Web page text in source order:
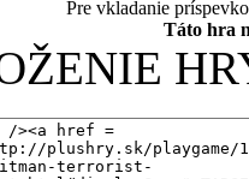
Pre vkladanie
Táto hra